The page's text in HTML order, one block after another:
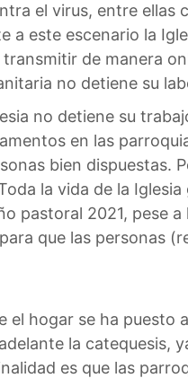
el virus, entre ellas
este escenario la
de manera
no detiene su
no detiene su
en las
bien dispuestas.
la vida de la
pastoral 2021, pese
que las personas
el hogar se ha puesto
la catequesis,
es que las